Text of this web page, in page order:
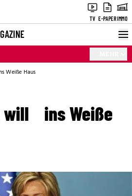
TV E-PAPERIMMO
Weiße Haus
will ins Weiße